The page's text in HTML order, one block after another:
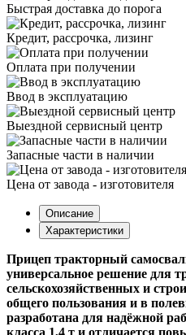
Быстрая доставка до порога
Кредит, рассрочка, лизинг
Оплата при получении
Ввод в эксплуатацию
Выездной сервисный центр
Запасные части в наличии
Цена от завода - изготовителя
Описание
Характеристики
Прицеп тракторный
универсальное решение для
сельскохозяйственных и
общего пользования и в
разработана для надёжной
класса 1,4 т и отличается